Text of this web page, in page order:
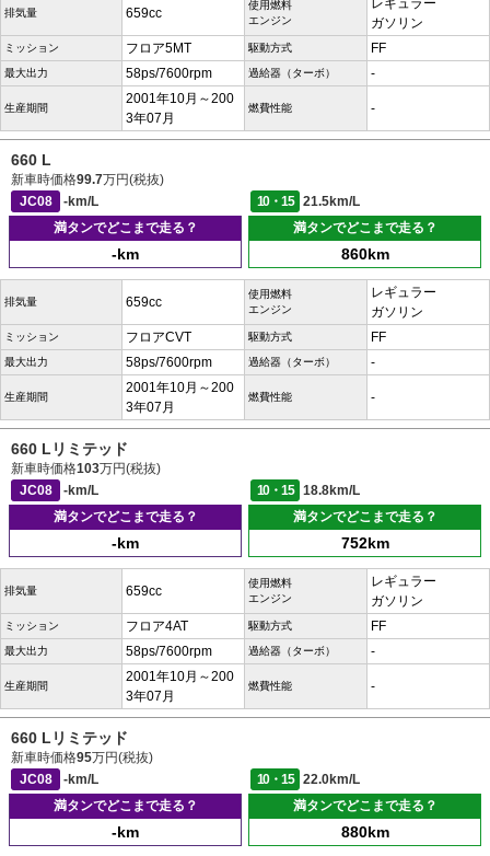
排気量 659cc
使用燃料
エンジン
レギュラー
ガソリン
ミッション フロア5MT 駆動方式 FF
最大出力 58ps/7600rpm 過給器（ターボ） -
生産期間
2001年10月～200
3年07月
燃費性能 -
660 L
新車時価格99.7万円(税抜)
JC08
-km/L 10・15
21.5km/L
満タンでどこまで走る？
-km
満タンでどこまで走る？
860km
排気量 659cc
使用燃料
エンジン
レギュラー
ガソリン
ミッション フロアCVT 駆動方式 FF
最大出力 58ps/7600rpm 過給器（ターボ） -
生産期間
2001年10月～200
3年07月
燃費性能 -
660 Lリミテッド
新車時価格103万円(税抜)
JC08
-km/L 10・15
18.8km/L
満タンでどこまで走る？
-km
満タンでどこまで走る？
752km
排気量 659cc
使用燃料
エンジン
レギュラー
ガソリン
ミッション フロア4AT 駆動方式 FF
最大出力 58ps/7600rpm 過給器（ターボ） -
生産期間
2001年10月～200
3年07月
燃費性能 -
660 Lリミテッド
新車時価格95万円(税抜)
JC08
-km/L 10・15
22.0km/L
満タンでどこまで走る？
-km
満タンでどこまで走る？
880km